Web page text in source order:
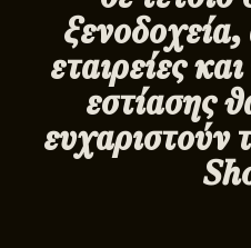
εταιρείες
εστίασης
ευχαριστούν